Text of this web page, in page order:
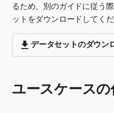
るため、別のガイドに従う
ットをダウンロードしてくだ
データセットのダウン
ユースケースの